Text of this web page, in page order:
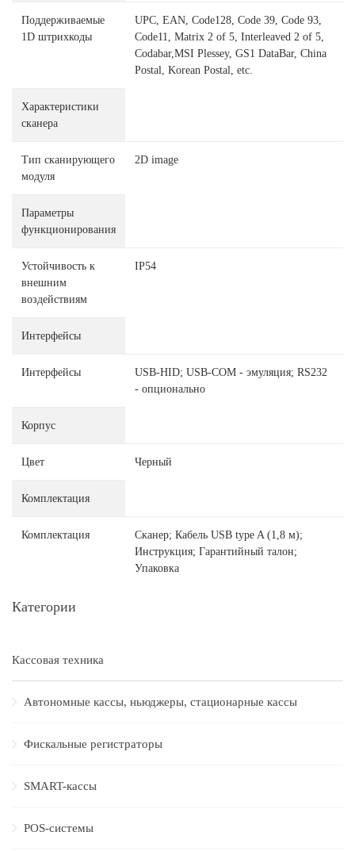
Категории
Кассовая техника
Автономные кассы, ньюджеры, стационарные кассы
Фискальные регистраторы
SMART-кассы
POS-системы
Поддерживаемые
1D штрихкоды
UPC, EAN, Code128, Code 39, Code 93,
Code11, Matrix 2 of 5, Interleaved 2 of 5,
Codabar,MSI Plessey, GS1 DataBar, China
Postal, Korean Postal, etc.
Характеристики
сканера
Тип сканирующего
модуля
2D image
Параметры
функционирования
Устойчивость к
внешним
воздействиям
IP54
Интерфейсы
Интерфейсы
USB-HID; USB-COM - эмуляция; RS232
- опционально
Корпус
Цвет Черный
Комплектация
Комплектация
Сканер; Кабель USB type A (1,8 м);
Инструкция; Гарантийный талон;
Упаковка